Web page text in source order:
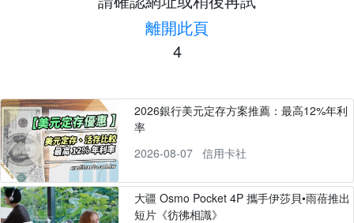
離開此頁
4
2026銀行美元定存方案推薦：最高12%年利
率
2026-08-07
信用卡社
大疆 Osmo Pocket 4P 攜手伊莎貝•雨蓓推出
短片《彷彿相識》